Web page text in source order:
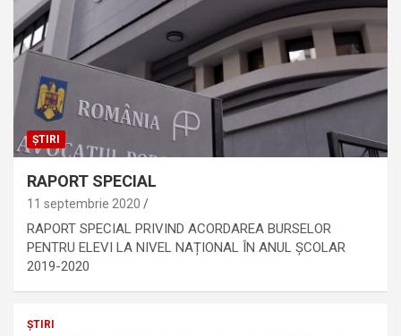
ȘTIRI
RAPORT SPECIAL
11 septembrie 2020
RAPORT SPECIAL PRIVIND ACORDAREA BURSELOR
PENTRU ELEVI LA NIVEL NAȚIONAL ÎN ANUL ȘCOLAR
2019-2020
ȘTIRI